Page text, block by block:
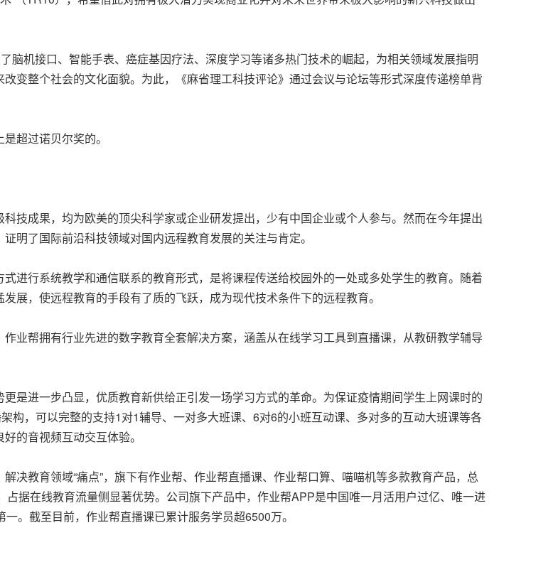
脑机接口、智能手表、癌症基因疗法、深度学习等诸多热门技术的崛起，为相关领域发展指明
变整个社会的文化面貌。为此，《麻省理工科技评论》通过会议与论坛等形式深度传递榜单背
超过诺贝尔奖的。
技成果，均为欧美的顶尖科学家或企业研发提出，少有中国企业或个人参与。然而在今年提出
明了国际前沿科技领域对国内远程教育发展的关注与肯定。
进行系统教学和通信联系的教育形式，是将课程传送给校园外的一处或多处学生的教育。随着
展，使远程教育的手段有了质的飞跃，成为现代技术条件下的远程教育。
作业帮拥有行业先进的数字教育全套解决方案，涵盖从在线学习工具到直播课，从教研教学辅导
是进一步凸显，优质教育新供给正引发一场学习方式的革命。为保证疫情期间学生上网课时的
构，可以完整的支持1对1辅导、一对多大班课、6对6的小班互动课、多对多的互动大班课等各
的音视频互动交互体验。
决教育领域“痛点”，旗下有作业帮、作业帮直播课、作业帮口算、喵喵机等多款教育产品，总
据在线教育流量侧显著优势。公司旗下产品中，作业帮APP是中国唯一月活用户过亿、唯一进
。截至目前，作业帮直播课已累计服务学员超6500万。